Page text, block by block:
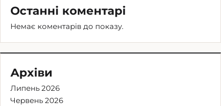
Останні коментарі
Немає коментарів до показу.
Архіви
Липень 2026
Червень 2026